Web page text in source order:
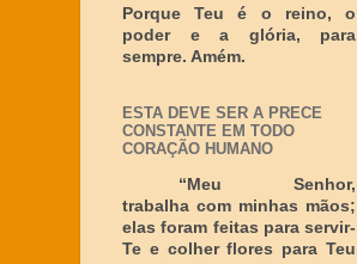
Porque Teu é o reino, o
poder e a glória, para
sempre. Amém.
ESTA DEVE SER A PRECE
CONSTANTE EM TODO
CORAÇÃO HUMANO
“Meu Senhor,
trabalha com minhas mãos;
elas foram feitas para servir-
Te e colher flores para Teu